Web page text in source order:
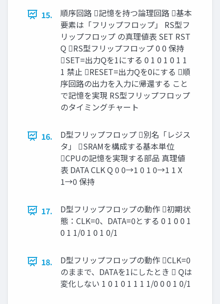
15.
順序回路 記憶を持つ論理回路 基本
要素は「フリップフロップ」 RS型フ
リップフロップ の真理値表 SET RST
Q RS型フリップフロップ 0 0 保持
SET=出力Qを1にする 0 1 0 1 0 1 1
1 禁止 RESET=出力Qを0にする 順
序回路の出力を入力に帰還する こと
で記憶を実現 RS型フリップフロップ
のタイミングチャート
16.
D型フリップフロップ 別名「レジス
タ」 SRAMを構成する基本単位
CPUの記憶を実現する部品 真理値
表 DATA CLK Q 0 0→1 0 1 0→1 1 X
1→0 保持
17.
D型フリップフロップの動作 初期状
態：CLK=0、DATA=0とする 0 1 0 0 1
0 1 1/0 1 0 1 0/1
18.
D型フリップフロップの動作 CLK=0
のままで、DATAを1にしたとき  Qは
変化しない 1 0 1 0 1 1 1 1/0 0 0 1 0/1